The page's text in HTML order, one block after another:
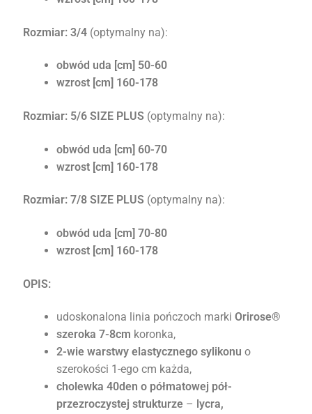
Rozmiar: 3/4(optymalny na):
obwód uda [cm] 50-60
wzrost [cm] 160-178
Rozmiar: 5/6 SIZE PLUS (optymalny na):
obwód uda [cm] 60-70
wzrost [cm] 160-178
Rozmiar: 7/8 SIZE PLUS (optymalny na):
obwód uda [cm] 70-80
wzrost [cm] 160-178
OPIS:
udoskonalona linia pończoch marki Orirose®
szeroka 7-8cm koronka,
2-wie warstwy elastycznego sylikonu o
szerokości 1-ego cm każda,
cholewka 40den o półmatowej pół-
przezroczystej strukturze – lycra,